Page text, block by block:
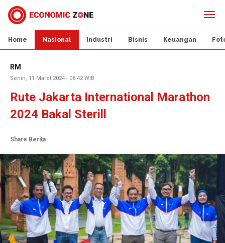
Home Nasional Industri Bisnis Keuangan
RM
Senin, 11 Maret 2024 - 08:42 WIB
Rute Jakarta International Marathon
2024 Bakal Sterill
Share Berita